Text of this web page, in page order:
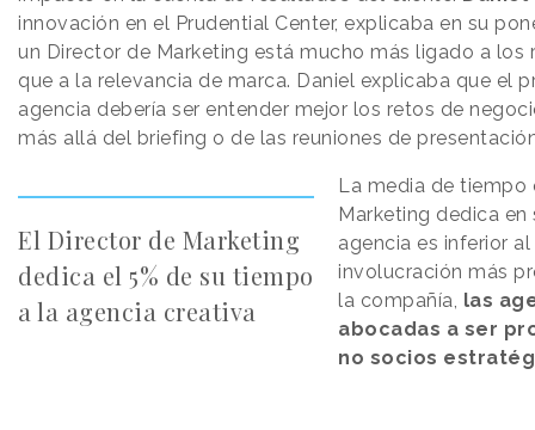
innovación en el Prudential Center, explicaba en su
un Director de Marketing está mucho más ligado a los
que a la relevancia de marca. Daniel explicaba que el
agencia debería ser entender mejor los retos de
más allá del briefing o de las reuniones de
El Director de Marketing
dedica el 5% de su tiempo
a la agencia creativa
La media de tiempo
Marketing dedica en
agencia es inferior al
involucración más
la compañía, las
abocadas a ser
no socios